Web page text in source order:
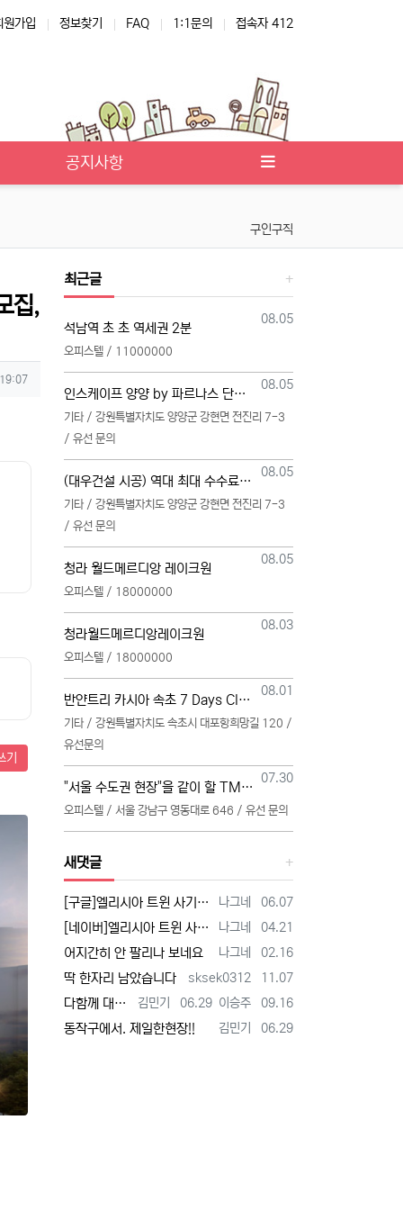
원가입 정보찾기 FAQ 1:1문의 접속자 412
공지사항
구인구직
집,
기
최근글
등록일
08.05
석남역 초 초 역세권 2분
오피스텔 / 11000000
등록일
08.05
인스케이프 양양 by 파르나스 단일 본부 모집
기타 / 강원특별자치도 양양군 강현면 전진리 7-3
/ 유선 문의
등록일
08.05
(대우건설 시공) 역대 최대 수수료 지급, 단독 단일 영업본부 선착순 모집 (팀,팀원 개별문의 가능)
기타 / 강원특별자치도 양양군 강현면 전진리 7-3
/ 유선 문의
등록일
08.05
청라 월드메르디앙 레이크원
오피스텔 / 18000000
등록일
08.03
청라월드메르디앙레이크원
오피스텔 / 18000000
등록일
08.01
반얀트리 카시아 속초 7 Days Club OwnersMembership 분양직원 모집
기타 / 강원특별자치도 속초시 대포항희망길 120 /
유선문의
등록일
07.30
"서울 수도권 현장"을 같이 할 TM 총괄, 본부, 팀, 팀원 모집
오피스텔 / 서울 강남구 영동대로 646 / 유선 문의
새댓글
등록자
나그네 등록일
06.07
[구글]엘리시아 트윈 사기 - 검색
등록자
나그네 등록일
04.21
[네이버]엘리시아 트윈 사기 - 검색
등록자
나그네 등록일
02.16
어지간히 안 팔리나 보네요
등록자
sksek0312 등록일
11.07
딱 한자리 남았습니다
등록자
이승주 등록일
09.16
등록자
김민기 등록일
06.29
다함께 대박납니다.
등록자
김민기 등록일
06.29
동작구에서. 제일한현장!!